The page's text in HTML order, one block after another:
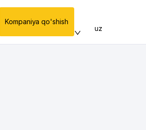
Kompaniya qo'shish
uz